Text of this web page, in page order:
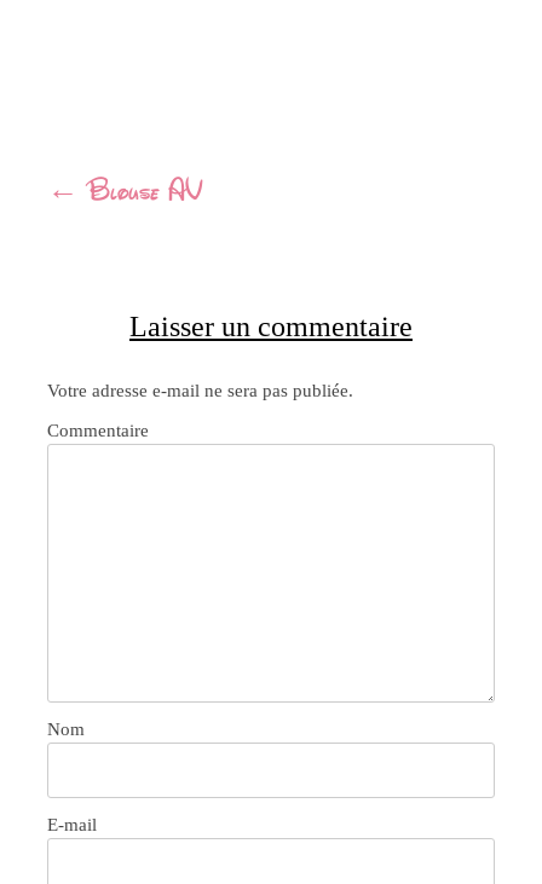
Navigation
← Blouse AV
Laisser un commentaire
Votre adresse e-mail ne sera pas publiée.
Commentaire
Nom
E-mail